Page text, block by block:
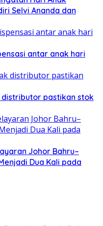
Selvi Ananda dan
antar anak hari
distributor pastikan stok
Johor Bahru–
Dua Kali pada